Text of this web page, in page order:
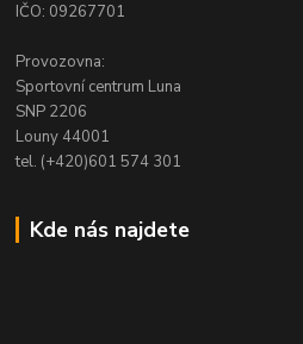
IČO: 09267701
Provozovna:
Sportovní centrum Luna
SNP 2206
Louny 44001
tel. (+420)601 574 301
Kde nás najdete